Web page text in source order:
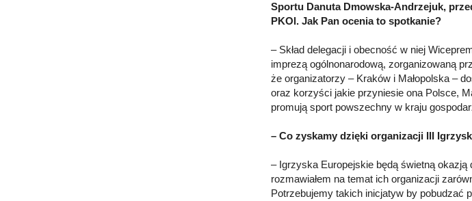
Sportu Danuta Dmowska-Andrzejuk,
PKOl. Jak Pan ocenia to spotkanie?
– Skład delegacji i obecność w niej
imprezą ogólnonarodową, zorganizowaną
że organizatorzy – Kraków i Małopolska –
oraz korzyści jakie przyniesie ona Polsce,
promują sport powszechny w kraju
– Co zyskamy dzięki organizacji III
– Igrzyska Europejskie będą świetną
rozmawiałem na temat ich organizacji
Potrzebujemy takich inicjatyw by pobudzać